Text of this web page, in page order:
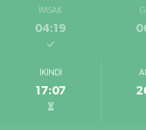
İMSAK
04:19
İKINDI
17:07